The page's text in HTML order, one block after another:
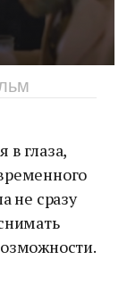
в глаза,
не сразу